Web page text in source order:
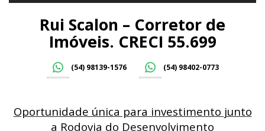
Rui Scalon – Corretor de
Imóveis. CRECI 55.699
(54) 98139-1576 (54) 98402-0773
Oportunidade única para investimento junto
a Rodovia do Desenvolvimento